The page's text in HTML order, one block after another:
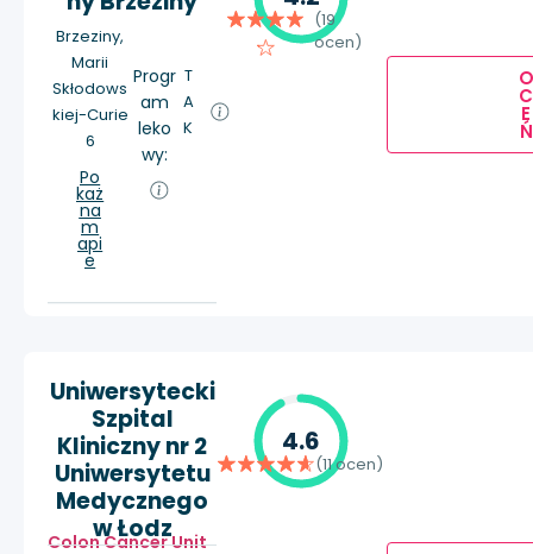
Brzeziny,
Marii
Skłodows
kiej-Curie
6
Po
każ
na
m
api
e
Progr
am
leko
wy:
T
A
K
(19
ocen)
O
C
E
Ń
Uniwersytecki
Szpital
Kliniczny nr 2
Uniwersytetu
Medycznego
w Łodz
Colon Cancer Unit
4.6
(11 ocen)